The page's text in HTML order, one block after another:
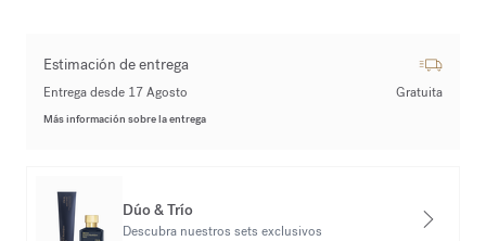
Estimación de entrega
Entrega desde 17 Agosto Gratuita
Más información sobre la entrega
Dúo & Trío
Descubra nuestros sets exclusivos